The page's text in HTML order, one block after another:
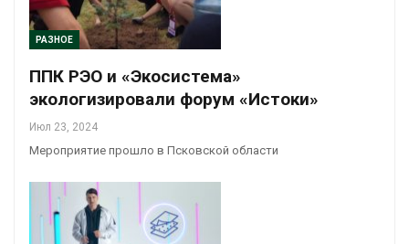
РАЗНОЕ
ППК РЭО и «Экосистема»
экологизировали форум «Истоки»
Июл 23, 2024
Мероприятие прошло в Псковской области